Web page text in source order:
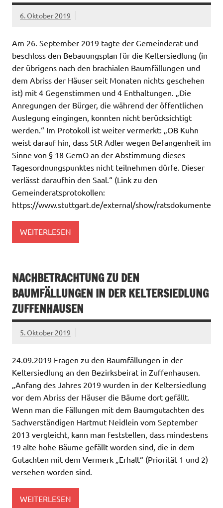
6. Oktober 2019
Am 26. September 2019 tagte der Gemeinderat und
beschloss den Bebauungsplan für die Keltersiedlung (in
der übrigens nach den brachialen Baumfällungen und
dem Abriss der Häuser seit Monaten nichts geschehen
ist) mit 4 Gegenstimmen und 4 Enthaltungen. „Die
Anregungen der Bürger, die während der öffentlichen
Auslegung eingingen, konnten nicht berücksichtigt
werden.“ Im Protokoll ist weiter vermerkt: „OB Kuhn
weist darauf hin, dass StR Adler wegen Befangenheit im
Sinne von § 18 GemO an der Abstimmung dieses
Tagesordnungspunktes nicht teilnehmen dürfe. Dieser
verlässt daraufhin den Saal.“ (Link zu den
Gemeinderatsprotokollen:
https://www.stuttgart.de/external/show/ratsdokumente
WEITERLESEN
NACHBETRACHTUNG ZU DEN
BAUMFÄLLUNGEN IN DER KELTERSIEDLUNG
ZUFFENHAUSEN
5. Oktober 2019
24.09.2019 Fragen zu den Baumfällungen in der
Keltersiedlung an den Bezirksbeirat in Zuffenhausen.
„Anfang des Jahres 2019 wurden in der Keltersiedlung
vor dem Abriss der Häuser die Bäume dort gefällt.
Wenn man die Fällungen mit dem Baumgutachten des
Sachverständigen Hartmut Neidlein vom September
2013 vergleicht, kann man feststellen, dass mindestens
19 alte hohe Bäume gefällt worden sind, die in dem
Gutachten mit dem Vermerk „Erhalt“ (Priorität 1 und 2)
versehen worden sind.
WEITERLESEN